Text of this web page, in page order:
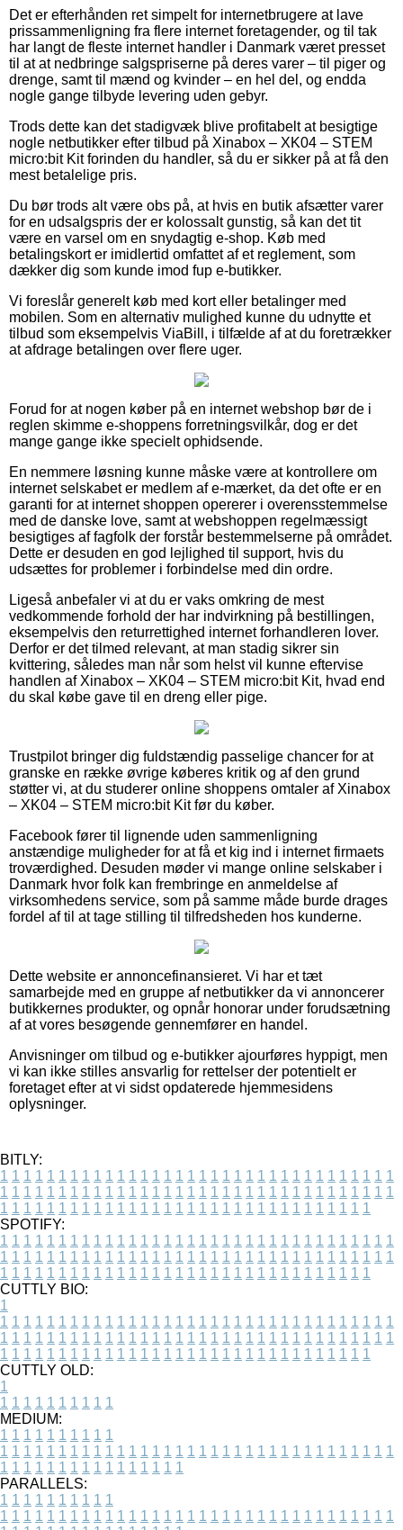
Det er efterhånden ret simpelt for internetbrugere at lave
prissammenligning fra flere internet foretagender, og til tak
har langt de fleste internet handler i Danmark været presset
til at at nedbringe salgspriserne på deres varer – til piger og
drenge, samt til mænd og kvinder – en hel del, og endda
nogle gange tilbyde levering uden gebyr.
Trods dette kan det stadigvæk blive profitabelt at besigtige
nogle netbutikker efter tilbud på Xinabox – XK04 – STEM
micro:bit Kit forinden du handler, så du er sikker på at få den
mest betalelige pris.
Du bør trods alt være obs på, at hvis en butik afsætter varer
for en udsalgspris der er kolossalt gunstig, så kan det tit
være en varsel om en snydagtig e-shop. Køb med
betalingskort er imidlertid omfattet af et reglement, som
dækker dig som kunde imod fup e-butikker.
Vi foreslår generelt køb med kort eller betalinger med
mobilen. Som en alternativ mulighed kunne du udnytte et
tilbud som eksempelvis ViaBill, i tilfælde af at du foretrækker
at afdrage betalingen over flere uger.
Forud for at nogen køber på en internet webshop bør de i
reglen skimme e-shoppens forretningsvilkår, dog er det
mange gange ikke specielt ophidsende.
En nemmere løsning kunne måske være at kontrollere om
internet selskabet er medlem af e-mærket, da det ofte er en
garanti for at internet shoppen opererer i overensstemmelse
med de danske love, samt at webshoppen regelmæssigt
besigtiges af fagfolk der forstår bestemmelserne på området.
Dette er desuden en god lejlighed til support, hvis du
udsættes for problemer i forbindelse med din ordre.
Ligeså anbefaler vi at du er vaks omkring de mest
vedkommende forhold der har indvirkning på bestillingen,
eksempelvis den returrettighed internet forhandleren lover.
Derfor er det tilmed relevant, at man stadig sikrer sin
kvittering, således man når som helst vil kunne eftervise
handlen af Xinabox – XK04 – STEM micro:bit Kit, hvad end
du skal købe gave til en dreng eller pige.
Trustpilot bringer dig fuldstændig passelige chancer for at
granske en række øvrige køberes kritik og af den grund
støtter vi, at du studerer online shoppens omtaler af Xinabox
– XK04 – STEM micro:bit Kit før du køber.
Facebook fører til lignende uden sammenligning
anstændige muligheder for at få et kig ind i internet firmaets
troværdighed. Desuden møder vi mange online selskaber i
Danmark hvor folk kan frembringe en anmeldelse af
virksomhedens service, som på samme måde burde drages
fordel af til at tage stilling til tilfredsheden hos kunderne.
Dette website er annoncefinansieret. Vi har et tæt
samarbejde med en gruppe af netbutikker da vi annoncerer
butikkernes produkter, og opnår honorar under forudsætning
af at vores besøgende gennemfører en handel.
Anvisninger om tilbud og e-butikker ajourføres hyppigt, men
vi kan ikke stilles ansvarlig for rettelser der potentielt er
foretaget efter at vi sidst opdaterede hjemmesidens
oplysninger.
BITLY:
1 1 1 1 1 1 1 1 1 1 1 1 1 1 1 1 1 1 1 1 1 1 1 1 1 1 1 1 1 1 1 1 1 1
1 1 1 1 1 1 1 1 1 1 1 1 1 1 1 1 1 1 1 1 1 1 1 1 1 1 1 1 1 1 1 1 1 1
1 1 1 1 1 1 1 1 1 1 1 1 1 1 1 1 1 1 1 1 1 1 1 1 1 1 1 1 1 1 1 1
SPOTIFY:
1 1 1 1 1 1 1 1 1 1 1 1 1 1 1 1 1 1 1 1 1 1 1 1 1 1 1 1 1 1 1 1 1 1
1 1 1 1 1 1 1 1 1 1 1 1 1 1 1 1 1 1 1 1 1 1 1 1 1 1 1 1 1 1 1 1 1 1
1 1 1 1 1 1 1 1 1 1 1 1 1 1 1 1 1 1 1 1 1 1 1 1 1 1 1 1 1 1 1 1
CUTTLY BIO:
1
1 1 1 1 1 1 1 1 1 1 1 1 1 1 1 1 1 1 1 1 1 1 1 1 1 1 1 1 1 1 1 1 1 1
1 1 1 1 1 1 1 1 1 1 1 1 1 1 1 1 1 1 1 1 1 1 1 1 1 1 1 1 1 1 1 1 1 1
1 1 1 1 1 1 1 1 1 1 1 1 1 1 1 1 1 1 1 1 1 1 1 1 1 1 1 1 1 1 1 1
CUTTLY OLD:
1
1 1 1 1 1 1 1 1 1 1
MEDIUM:
1 1 1 1 1 1 1 1 1 1
1 1 1 1 1 1 1 1 1 1 1 1 1 1 1 1 1 1 1 1 1 1 1 1 1 1 1 1 1 1 1 1 1 1
1 1 1 1 1 1 1 1 1 1 1 1 1 1 1 1
PARALLELS:
1 1 1 1 1 1 1 1 1 1
1 1 1 1 1 1 1 1 1 1 1 1 1 1 1 1 1 1 1 1 1 1 1 1 1 1 1 1 1 1 1 1 1 1